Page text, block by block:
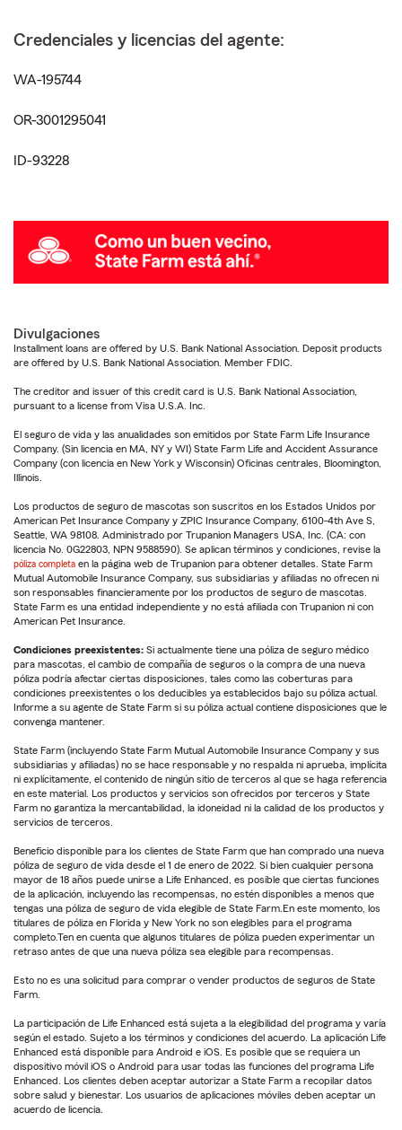
Credenciales y licencias del agente:
WA-195744
OR-3001295041
ID-93228
Divulgaciones
Installment loans are offered by U.S. Bank National Association. Deposit products
are offered by U.S. Bank National Association. Member FDIC.
The creditor and issuer of this credit card is U.S. Bank National Association,
pursuant to a license from Visa U.S.A. Inc.
El seguro de vida y las anualidades son emitidos por State Farm Life Insurance
Company. (Sin licencia en MA, NY y WI) State Farm Life and Accident Assurance
Company (con licencia en New York y Wisconsin) Oficinas centrales, Bloomington,
Illinois.
Los productos de seguro de mascotas son suscritos en los Estados Unidos por
American Pet Insurance Company y ZPIC Insurance Company, 6100-4th Ave S,
Seattle, WA 98108. Administrado por Trupanion Managers USA, Inc. (CA: con
licencia No. 0G22803, NPN 9588590). Se aplican términos y condiciones, revise la
póliza completa en la página web de Trupanion para obtener detalles. State Farm
Mutual Automobile Insurance Company, sus subsidiarias y afiliadas no ofrecen ni
son responsables financieramente por los productos de seguro de mascotas.
State Farm es una entidad independiente y no está afiliada con Trupanion ni con
American Pet Insurance.
Condiciones preexistentes: Si actualmente tiene una póliza de seguro médico
para mascotas, el cambio de compañía de seguros o la compra de una nueva
póliza podría afectar ciertas disposiciones, tales como las coberturas para
condiciones preexistentes o los deducibles ya establecidos bajo su póliza actual.
Informe a su agente de State Farm si su póliza actual contiene disposiciones que le
convenga mantener.
State Farm (incluyendo State Farm Mutual Automobile Insurance Company y sus
subsidiarias y afiliadas) no se hace responsable y no respalda ni aprueba, implícita
ni explícitamente, el contenido de ningún sitio de terceros al que se haga referencia
en este material. Los productos y servicios son ofrecidos por terceros y State
Farm no garantiza la mercantabilidad, la idoneidad ni la calidad de los productos y
servicios de terceros.
Beneficio disponible para los clientes de State Farm que han comprado una nueva
póliza de seguro de vida desde el 1 de enero de 2022. Si bien cualquier persona
mayor de 18 años puede unirse a Life Enhanced, es posible que ciertas funciones
de la aplicación, incluyendo las recompensas, no estén disponibles a menos que
tengas una póliza de seguro de vida elegible de State Farm.En este momento, los
titulares de póliza en Florida y New York no son elegibles para el programa
completo.Ten en cuenta que algunos titulares de póliza pueden experimentar un
retraso antes de que una nueva póliza sea elegible para recompensas.
Esto no es una solicitud para comprar o vender productos de seguros de State
Farm.
La participación de Life Enhanced está sujeta a la elegibilidad del programa y varía
según el estado. Sujeto a los términos y condiciones del acuerdo. La aplicación Life
Enhanced está disponible para Android e iOS. Es posible que se requiera un
dispositivo móvil iOS o Android para usar todas las funciones del programa Life
Enhanced. Los clientes deben aceptar autorizar a State Farm a recopilar datos
sobre salud y bienestar. Los usuarios de aplicaciones móviles deben aceptar un
acuerdo de licencia.